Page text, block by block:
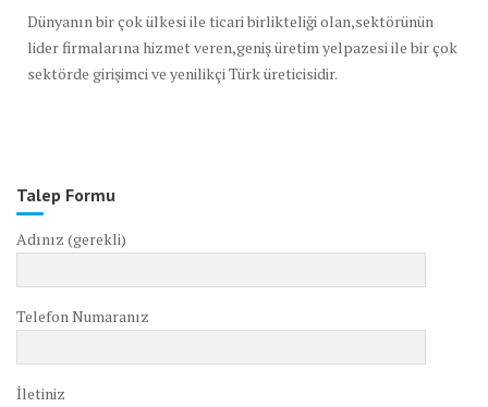
Dünyanın bir çok ülkesi ile ticari birlikteliği olan,sektörünün
lider firmalarına hizmet veren,geniş üretim yelpazesi ile bir çok
sektörde girişimci ve yenilikçi Türk üreticisidir.
Talep Formu
Adınız (gerekli)
Telefon Numaranız
İletiniz